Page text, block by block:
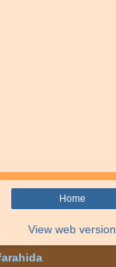
Home
View web version